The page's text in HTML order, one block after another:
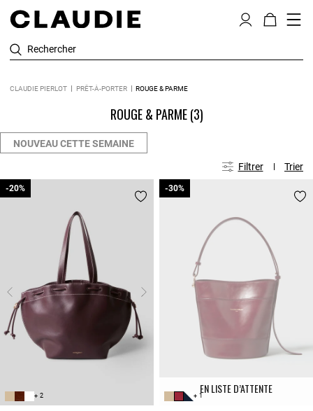
Rechercher
CLAUDIE PIERLOT PRÊT-À-PORTER ROUGE & PARME
ROUGE & PARME(3)
NOUVEAU CETTE SEMAINE
Filtrer Trier
+ 2
-20%
-20%
EN LISTE D’ATTENTE
+ 1
-30%
-30%